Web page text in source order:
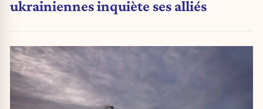
ukrainiennes inquiète ses alliés